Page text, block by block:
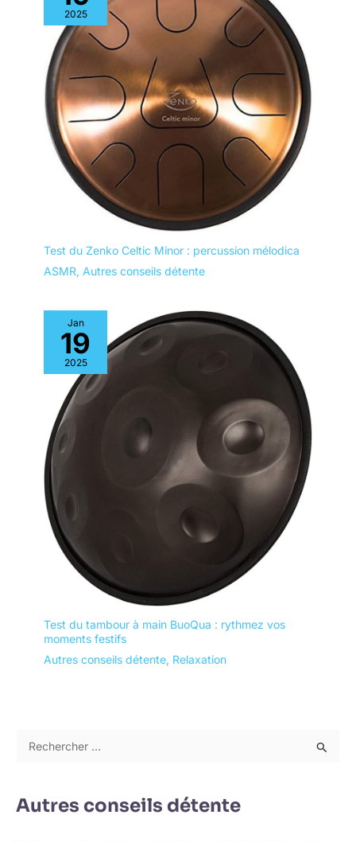
2025
Test du Zenko Celtic Minor : percussion mélodica
ASMR, Autres conseils détente
Jan
19
2025
Test du tambour à main BuoQua : rythmez vos
moments festifs
Autres conseils détente, Relaxation
h
Autres conseils détente